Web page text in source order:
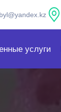
услуги